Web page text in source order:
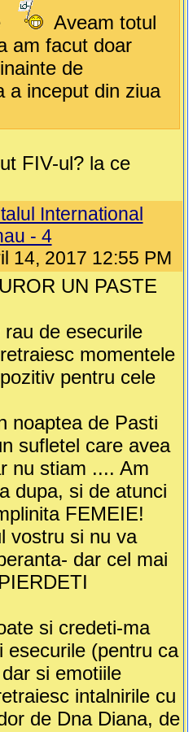
Aveam totul
am facut doar
de
a inceput din ziua
FIV-ul? la ce
International
- 4
14, 2017 12:55 PM
UN PASTE
de esecurile
momentele
pentru cele
noaptea de Pasti
sufletel care avea
nu stiam .... Am
dupa, si de atunci
FEMEIE!
vostru si nu va
dar cel mai
si credeti-ma
esecurile (pentru ca
si emotiile
intalnirile cu
de Dna Diana, de